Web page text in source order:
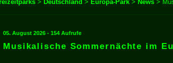
> Deutschland > Europa-Park > News >
05. August 2026 - 154 Aufrufe
Musikalische Sommernächte im